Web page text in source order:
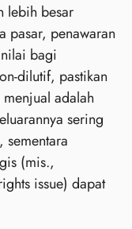
lebih besar
pasar, penawaran
bagi
pastikan
adalah
sering
(mis.,
issue) dapat